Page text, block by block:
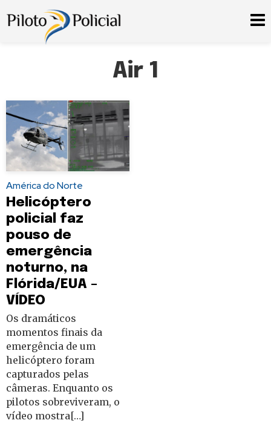
Air 1
América do Norte
Helicóptero
policial faz
pouso de
emergência
noturno, na
Flórida/EUA –
VÍDEO
Os dramáticos
momentos finais da
emergência de um
helicóptero foram
capturados pelas
câmeras. Enquanto os
pilotos sobreviveram, o
vídeo mostra[…]